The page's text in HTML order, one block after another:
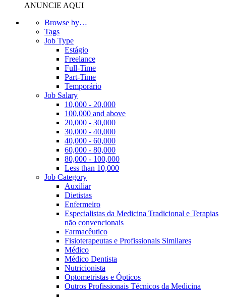
ANUNCIE AQUI
Browse by…
Tags
Job Type
Estágio
Freelance
Full-Time
Part-Time
Temporário
Job Salary
10,000 - 20,000
100,000 and above
20,000 - 30,000
30,000 - 40,000
40,000 - 60,000
60,000 - 80,000
80,000 - 100,000
Less than 10,000
Job Category
Auxiliar
Dietistas
Enfermeiro
Especialistas da Medicina Tradicional e Terapias
não convencionais
Farmacêutico
Fisioterapeutas e Profissionais Similares
Médico
Médico Dentista
Nutricionista
Optometristas e Ópticos
Outros Profissionais Técnicos da Medicina